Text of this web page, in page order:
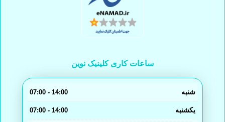
ساعات کاری کلینیک نوین
شنبه 14:00 - 07:00
یکشنبه 14:00 - 07:00